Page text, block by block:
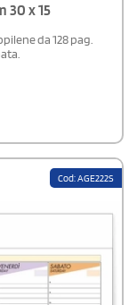
30 x 15
da 128 pag.
Cod: AGE222S